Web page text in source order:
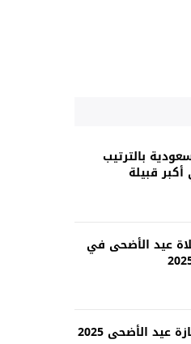
بالترتيب
عيد الأضحى في
عيد الأضحى 2025